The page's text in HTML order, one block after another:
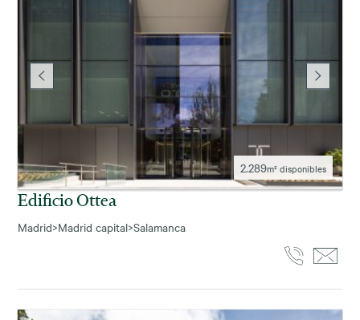
2.289m² disponibles
Edificio Ottea
Madrid>Madrid capital>Salamanca